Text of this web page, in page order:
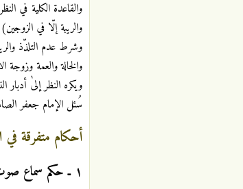
والقاعدة الكلية في
والريبة إلّا في الزوجين)
وشرط عدم التلذّذ
والخالة والعمة
ويكره النظر إلىٰ
سُئل الإمام جعفر
أحكام متفرقة في
١ ـ حكم سماع صوت المرأة الأجنبية